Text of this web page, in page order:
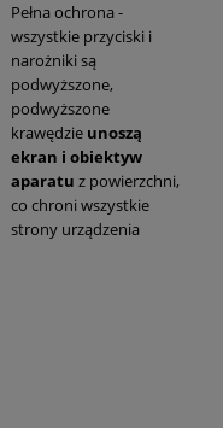
Pełna ochrona -
wszystkie przyciski i
narożniki są
podwyższone,
podwyższone
krawędzie unoszą
ekran i obiektyw
aparatu z powierzchni,
co chroni wszystkie
strony urządzenia